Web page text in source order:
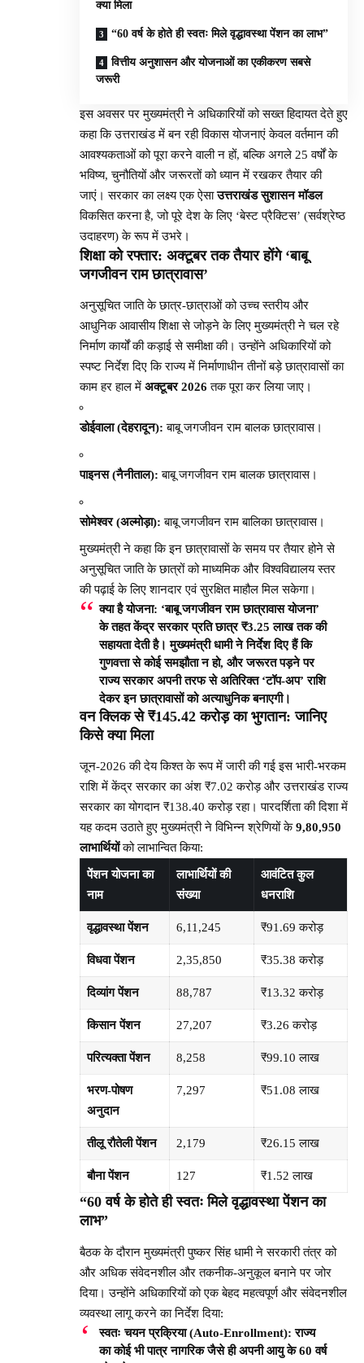
क्या मिला
“60 वर्ष के होते ही स्वतः मिले वृद्धावस्था पेंशन का लाभ”
वित्तीय अनुशासन और योजनाओं का एकीकरण सबसे
जरूरी
इस अवसर पर मुख्यमंत्री ने अधिकारियों को सख्त हिदायत देते हुए
कहा कि उत्तराखंड में बन रही विकास योजनाएं केवल वर्तमान की
आवश्यकताओं को पूरा करने वाली न हों, बल्कि अगले 25 वर्षों के
भविष्य, चुनौतियों और जरूरतों को ध्यान में रखकर तैयार की
जाएं। सरकार का लक्ष्य एक ऐसाउत्तराखंड सुशासन मॉडल
विकसित करना है, जो पूरे देश के लिए ‘बेस्ट प्रैक्टिस’ (सर्वश्रेष्ठ
उदाहरण) के रूप में उभरे।
शिक्षा को रफ्तार: अक्टूबर तक तैयार होंगे ‘बाबू
जगजीवन राम छात्रावास’
अनुसूचित जाति के छात्र-छात्राओं को उच्च स्तरीय और
आधुनिक आवासीय शिक्षा से जोड़ने के लिए मुख्यमंत्री ने चल रहे
निर्माण कार्यों की कड़ाई से समीक्षा की। उन्होंने अधिकारियों को
स्पष्ट निर्देश दिए कि राज्य में निर्माणाधीन तीनों बड़े छात्रावासों का
काम हर हाल में अक्टूबर 2026 तक पूरा कर लिया जाए।
डोईवाला (देहरादून): बाबू जगजीवन राम बालक छात्रावास।
पाइनस (नैनीताल): बाबू जगजीवन राम बालक छात्रावास।
सोमेश्वर (अल्मोड़ा): बाबू जगजीवन राम बालिका छात्रावास।
मुख्यमंत्री ने कहा कि इन छात्रावासों के समय पर तैयार होने से
अनुसूचित जाति के छात्रों को माध्यमिक और विश्वविद्यालय स्तर
की पढ़ाई के लिए शानदार एवं सुरक्षित माहौल मिल सकेगा।
क्या है योजना: ‘बाबू जगजीवन राम छात्रावास योजना’
के तहत केंद्र सरकार प्रति छात्र ₹3.25 लाख तक की
सहायता देती है। मुख्यमंत्री धामी ने निर्देश दिए हैं कि
गुणवत्ता से कोई समझौता न हो, और जरूरत पड़ने पर
राज्य सरकार अपनी तरफ से अतिरिक्त ‘टॉप-अप’ राशि
देकर इन छात्रावासों को अत्याधुनिक बनाएगी।
वन क्लिक से ₹145.42 करोड़ का भुगतान: जानिए
किसे क्या मिला
जून-2026 की देय किश्त के रूप में जारी की गई इस भारी-भरकम
राशि में केंद्र सरकार का अंश ₹7.02 करोड़ और उत्तराखंड राज्य
सरकार का योगदान ₹138.40 करोड़ रहा। पारदर्शिता की दिशा में
यह कदम उठाते हुए मुख्यमंत्री ने विभिन्न श्रेणियों के9,80,950
लाभार्थियोंको लाभान्वित किया:
पेंशन योजना का
नाम
लाभार्थियों की
संख्या
आवंटित कुल
धनराशि
वृद्धावस्था पेंशन 6,11,245 ₹91.69 करोड़
विधवा पेंशन 2,35,850 ₹35.38 करोड़
दिव्यांग पेंशन 88,787 ₹13.32 करोड़
किसान पेंशन 27,207 ₹3.26 करोड़
परित्यक्ता पेंशन 8,258 ₹99.10 लाख
भरण-पोषण
अनुदान
7,297 ₹51.08 लाख
तीलू रौतेली पेंशन 2,179 ₹26.15 लाख
बौना पेंशन 127 ₹1.52 लाख
“60 वर्ष के होते ही स्वतः मिले वृद्धावस्था पेंशन का
लाभ”
बैठक के दौरान मुख्यमंत्री पुष्कर सिंह धामी ने सरकारी तंत्र को
और अधिक संवेदनशील और तकनीक-अनुकूल बनाने पर जोर
दिया। उन्होंने अधिकारियों को एक बेहद महत्वपूर्ण और संवेदनशील
व्यवस्था लागू करने का निर्देश दिया:
स्वतः चयन प्रक्रिया (Auto-Enrollment): राज्य
का कोई भी पात्र नागरिक जैसे ही अपनी आयु के 60 वर्ष